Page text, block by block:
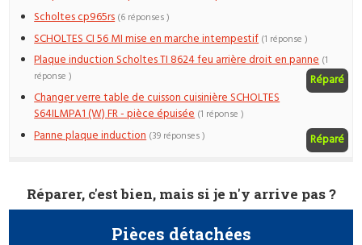
Scholtes cp965rs (6 réponses )
SCHOLTES CI 56 MI mise en marche intempestif (1 réponse )
Plaque induction Scholtes TI 8624 feu arrière droit en panne
Réparé
(1
réponse )
Changer verre table de cuisson cuisinière SCHOLTES
S64ILMPA1 (W) FR - pièce épuisée (1 réponse )
Panne plaque induction Réparé
(39 réponses )
Réparer, c'est bien, mais si je n'y arrive pas ?
Pièces détachées